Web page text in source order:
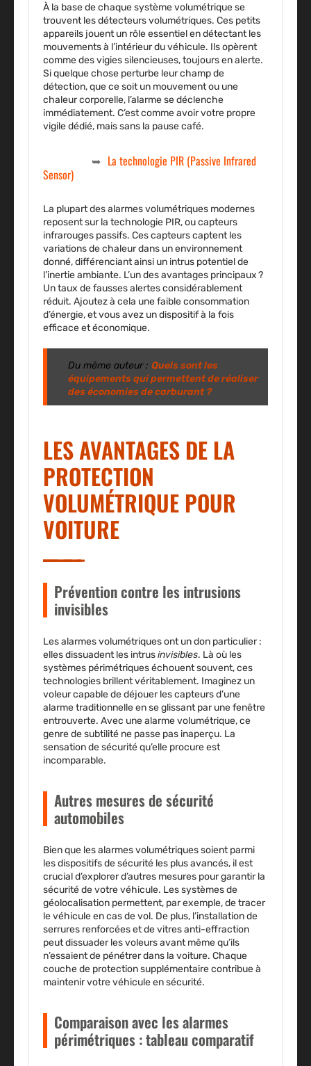
À la base de chaque système volumétrique se
trouvent les détecteurs volumétriques. Ces petits
appareils jouent un rôleessentielen détectant les
mouvements à l’intérieur du véhicule. Ils opèrent
comme des vigies silencieuses, toujours en alerte.
Si quelque chose perturbe leur champ de
détection, que ce soit un mouvement ou une
chaleur corporelle, l’alarme se déclenche
immédiatement. C’est comme avoir votre propre
vigile dédié, mais sans la pause café.
La technologie PIR (Passive Infrared
Sensor)
La plupart des alarmes volumétriques modernes
reposent sur la technologie PIR, ou capteurs
infrarouges passifs. Ces capteurs captent les
variations de chaleur dans un environnement
donné, différenciant ainsi un intrus potentiel de
l’inertie ambiante. L’un des avantages principaux ?
Un taux de fausses alertes considérablement
réduit. Ajoutez à cela une faible consommation
d’énergie, et vous avez un dispositif à la fois
efficace et économique.
Du même auteur : Quels sont les
équipements qui permettent de réaliser
des économies de carburant ?
LES AVANTAGES DE LA
PROTECTION
VOLUMÉTRIQUE POUR
VOITURE
Prévention contre les intrusions
invisibles
Les alarmes volumétriques ont un don particulier :
elles dissuadent les intrusinvisibles. Là où les
systèmes périmétriques échouent souvent, ces
technologies brillent véritablement. Imaginez un
voleur capable de déjouer les capteurs d’une
alarme traditionnelle en se glissant par une fenêtre
entrouverte. Avec une alarme volumétrique, ce
genre de subtilité ne passe pas inaperçu. La
sensation de sécurité qu’elle procure est
incomparable.
Autres mesures de sécurité
automobiles
Bien que les alarmes volumétriques soient parmi
les dispositifs de sécurité les plus avancés, il est
crucial d’explorer d’autres mesures pour garantir la
sécurité de votre véhicule. Les systèmes de
géolocalisation permettent, par exemple, de tracer
le véhicule en cas de vol. De plus, l’installation de
serrures renforcées et de vitres anti-effraction
peut dissuader les voleurs avant même qu’ils
n’essaient de pénétrer dans la voiture. Chaque
couche de protection supplémentaire contribue à
maintenir votre véhicule en sécurité.
Comparaison avec les alarmes
périmétriques : tableau comparatif